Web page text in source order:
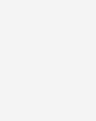
assoziiert.
Robustheit